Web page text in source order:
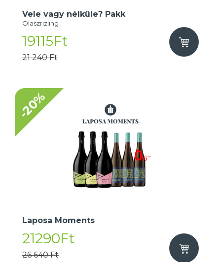
Vele vagy nélküle? Pakk
Olaszrizling
19115Ft
21 240 Ft
-20%
Laposa Moments
21290Ft
26 640 Ft